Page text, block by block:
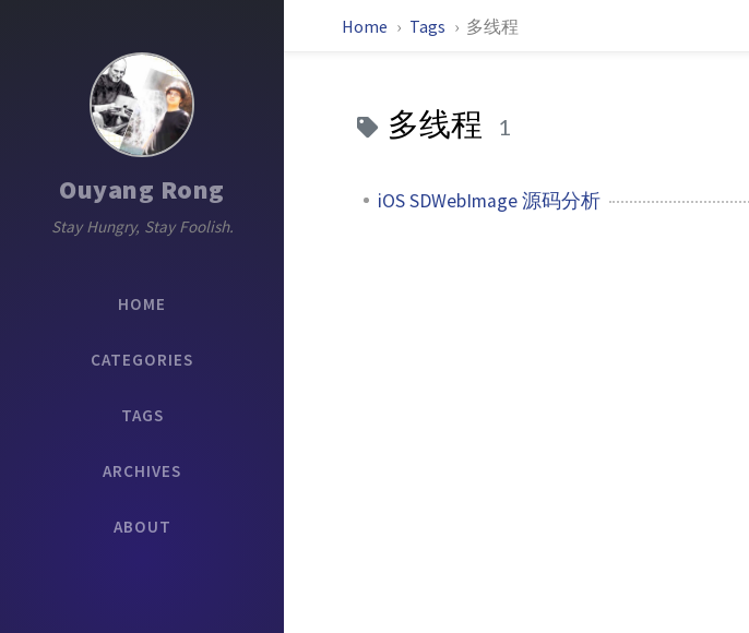
Ouyang Rong
Stay Hungry, Stay Foolish.
HOME
CATEGORIES
TAGS
ARCHIVES
ABOUT
Home Tags 多线程
多线程 1
iOS SDWebImage 源码分析